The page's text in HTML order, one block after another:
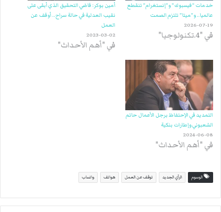
خدمات “فيسبوك” و”إنستغرام” تنقطع
عالميا.. و”ميتا” تلتزم الصمت
2026-07-19
في "4.تكنولوجيا"
أمين بوكر: قاضي التحقيق الذي أبقى على
نقيب العدلية في حالة سراح.. أوقف عن
العمل
2023-03-02
في "أهم الأحداث"
التمديد في الإحتفاظ برجل الأعمال حاتم
الشعبوني وإطارات بنكية
2024-06-08
في "أهم الأحداث"
الوسوم الرأي الجديد توقف عن العمل هواتف واتساب